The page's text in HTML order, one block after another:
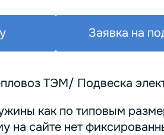
Заявка на
ТЭМ/ Подвеска
как по типовым
на сайте нет